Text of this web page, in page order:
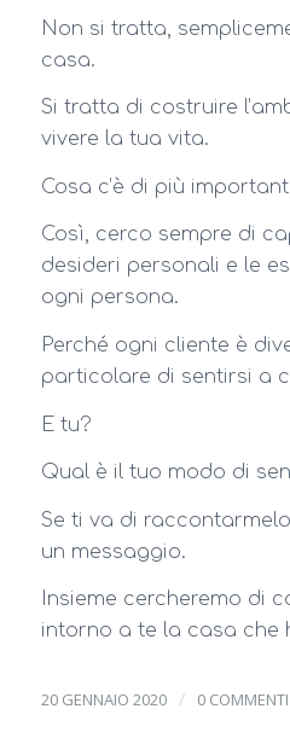
Non si tratta,
casa.
Si tratta di costruire
vivere la tua vita.
Cosa c’è di più
Così, cerco sempre di
desideri personali e le
ogni persona.
Perché ogni cliente è
particolare di sentirsi a
E tu?
Qual è il tuo modo di
Se ti va di
un messaggio.
Insieme cercheremo di
intorno a te la casa che
20 GENNAIO 2020 / 0 COMMENTI